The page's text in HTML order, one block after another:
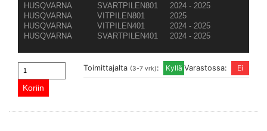
HUSQVARNA
SVARTPILEN801
2024 - 2025
HUSQVARNA
VITPILEN801
2025
HUSQVARNA
VITPILEN401
2024 - 2025
HUSQVARNA
SVARTPILEN401 2024 - 2025
Varastossa:
Toimittajalta (3-7 vrk):